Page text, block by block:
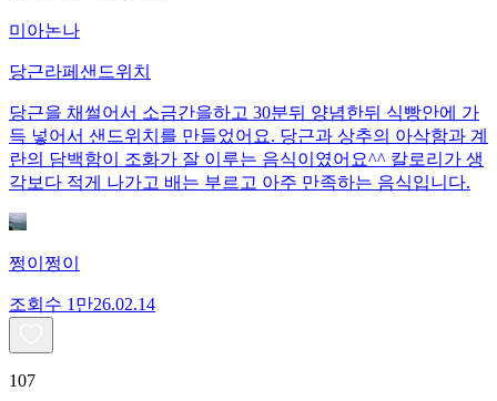
미아논나
당근라페샌드위치
당근을 채썰어서 소금간을하고 30분뒤 양념한뒤 식빵안에 가
득 넣어서 샌드위치를 만들었어요. 당근과 상추의 아삭함과 계
란의 담백함이 조화가 잘 이루는 음식이였어요^^ 칼로리가 생
각보다 적게 나가고 배는 부르고 아주 만족하는 음식입니다.
쩡이쩡이
조회수 1만26.02.14
107